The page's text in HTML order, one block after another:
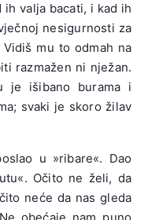
valja bacati, i kad ih
nesigurnosti za
mu to odmah na
razmažen ni nježan.
je išibano burama i
svaki je skoro žilav
u »ribare«. Dao
Očito ne želi, da
neće da nas gleda